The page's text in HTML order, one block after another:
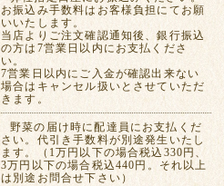
お振込み手数料はお客様負担にてお願
いいたします。
当店よりご注文確認通知後、銀行振込
の方は7営業日以内にお支払くださ
い。
7営業日以内にご入金が確認出来ない
場合はキャンセル扱いとさせていただ
きます。
野菜の届け時に配達員にお支払くだ
さい。代引き手数料が別途発生いたし
ます。（1万円以下の場合税込330円、
3万円以下の場合税込440円。それ以上
は別途お問合せ下さい）